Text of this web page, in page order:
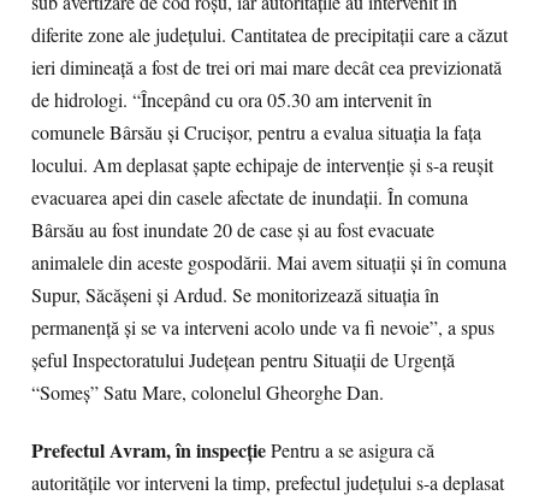
diferite zone ale județului. Cantitatea de precipitații care a căzut
ieri dimineață a fost de trei ori mai mare decât cea previzionată
de hidrologi. “Începând cu ora 05.30 am intervenit în
comunele Bârsău şi Crucişor, pentru a evalua situaţia la faţa
locului. Am deplasat şapte echipaje de intervenţie şi s-a reuşit
evacuarea apei din casele afectate de inundaţii. În comuna
Bârsău au fost inundate 20 de case şi au fost evacuate
animalele din aceste gospodării. Mai avem situaţii şi în comuna
Supur, Săcăşeni şi Ardud. Se monitorizează situaţia în
permanenţă şi se va interveni acolo unde va fi nevoie”, a spus
şeful Inspectoratului Judeţean pentru Situaţii de Urgenţă
“Someş” Satu Mare, colonelul Gheorghe Dan.
Prefectul Avram, în inspecţiePentru a se asigura că
autoritățile vor interveni la timp, prefectul județului s-a deplasat